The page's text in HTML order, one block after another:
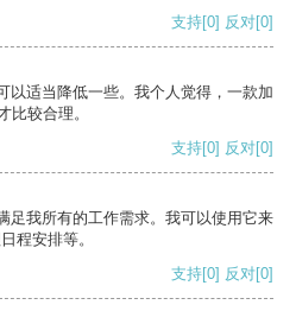
支持[0] 反对[0]
以适当降低一些。我个人觉得，一款加
比较合理。
支持[0] 反对[0]
足我所有的工作需求。我可以使用它来
程安排等。
支持[0] 反对[0]